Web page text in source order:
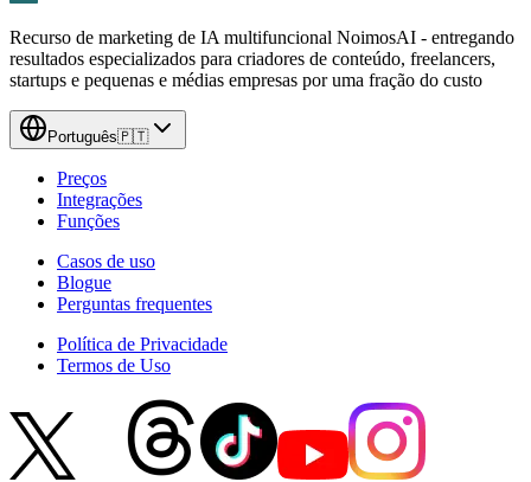
Recurso de marketing de IA multifuncional NoimosAI - entregando
resultados especializados para criadores de conteúdo, freelancers,
startups e pequenas e médias empresas por uma fração do custo
Português🇵🇹
Preços
Integrações
Funções
Casos de uso
Blogue
Perguntas frequentes
Política de Privacidade
Termos de Uso